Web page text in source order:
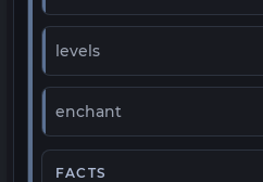
levels
enchant
FACTS